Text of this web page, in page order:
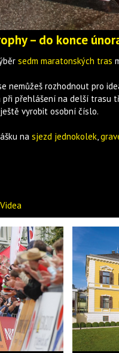
– do konce
sedm maratonských tras
nemůžeš rozhodnout pro
při přehlášení na delší
vyrobit osobní číslo.
na sjezd jednokolek,
Videa